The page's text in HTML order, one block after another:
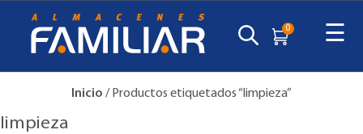
0 ☰
Inicio / Productos etiquetados “limpieza”
limpieza